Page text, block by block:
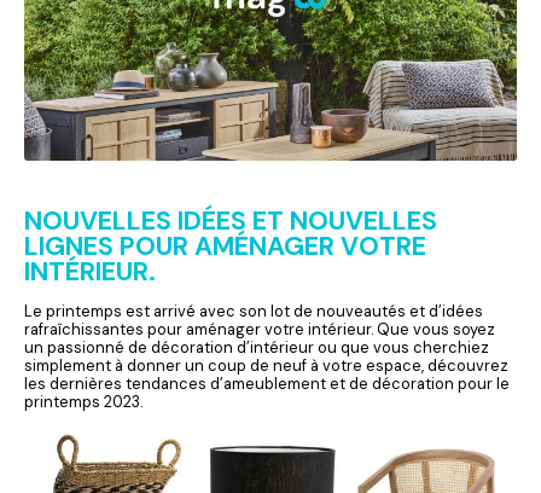
NOUVELLES IDÉES ET NOUVELLES
LIGNES POUR AMÉNAGER VOTRE
INTÉRIEUR.
Le printemps est arrivé avec son lot de nouveautés et d’idées
rafraîchissantes pour aménager votre intérieur. Que vous soyez
un passionné de décoration d’intérieur ou que vous cherchiez
simplement à donner un coup de neuf à votre espace, découvrez
les dernières tendances d’ameublement et de décoration pour le
printemps 2023.